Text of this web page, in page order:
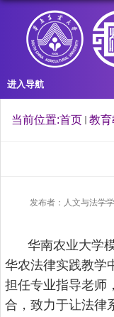
进入导航
当前位置:首页 教育
发布者：人文与法学
华南农业大学
华农法律实践教学
担任专业指导老师
合，致力于让法律